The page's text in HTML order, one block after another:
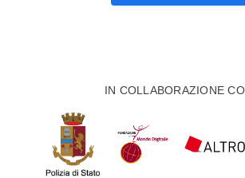
IN COLLABORAZIONE